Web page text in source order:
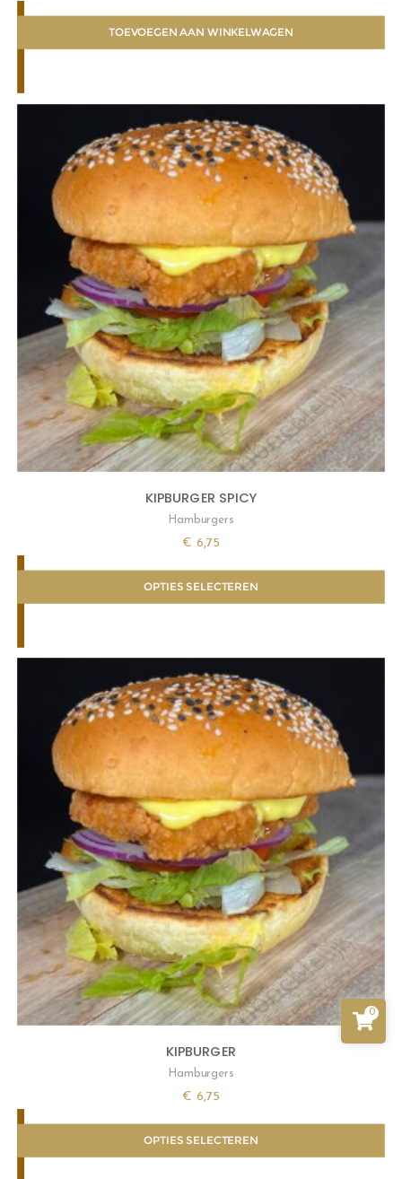
TOEVOEGEN AAN WINKELWAGEN
KIPBURGER SPICY
Hamburgers
€ 6,75
OPTIES SELECTEREN
KIPBURGER
Hamburgers
€ 6,75
OPTIES SELECTEREN
0